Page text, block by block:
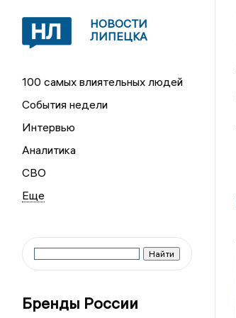
НОВОСТИ
ЛИПЕЦКА
100 самых влиятельных людей
События недели
Интервью
Аналитика
СВО
Бренды России